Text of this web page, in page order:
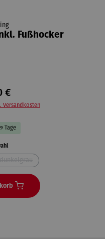
Fußhocker
€
Versandkosten
Tage
auswählen
(Diese Option ist zurzeit nicht